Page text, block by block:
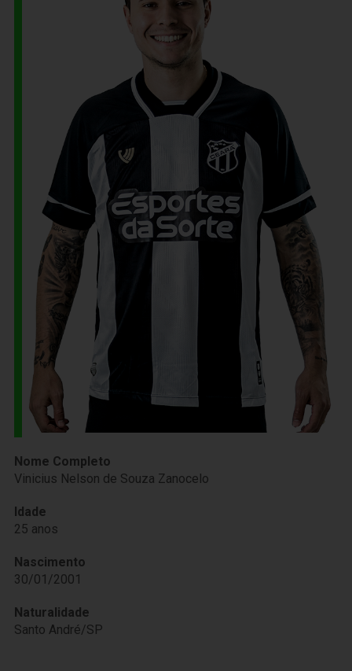
Nome Completo
Vinicius Nelson de Souza Zanocelo
Idade
25 anos
Nascimento
30/01/2001
Naturalidade
Santo André/SP